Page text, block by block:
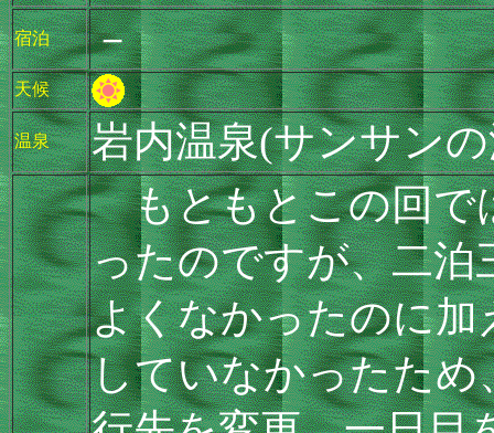
宿泊 －
天候
温泉 岩内温泉(サンサン
もともとこの回で
ったのですが、二泊
よくなかったのに加
していなかったた